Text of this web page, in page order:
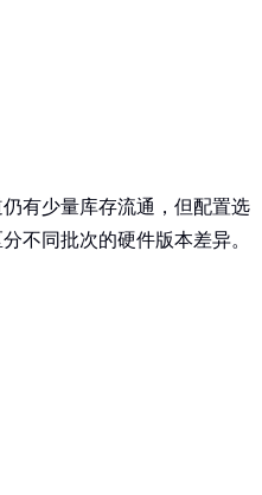
有少量库存流通，但配置选
不同批次的硬件版本差异。